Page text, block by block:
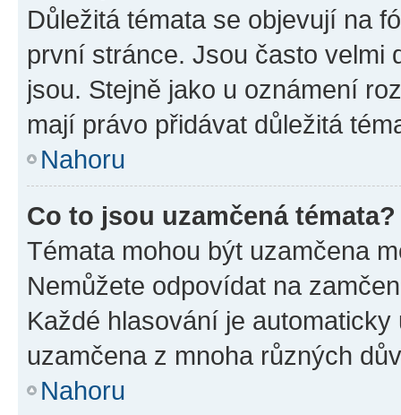
Důležitá témata se objevují na
první stránce. Jsou často velmi
jsou. Stejně jako u oznámení
mají právo přidávat důležitá
Nahoru
Co to jsou uzamčená témata?
Témata mohou být uzamčena
Nemůžete odpovídat na
Každé hlasování je
uzamčena z mnoha různých
Nahoru